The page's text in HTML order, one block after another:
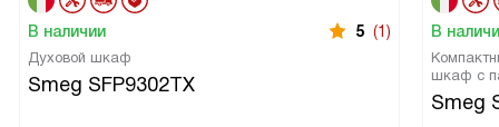
В наличии 5 (1)
Духовой шкаф
Smeg SFP9302TX
В
шкаф с
Smeg